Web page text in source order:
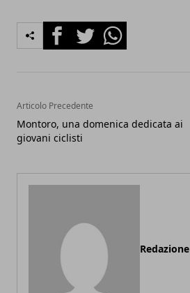
FacebookTwitterWhatsapp
Articolo Precedente
Montoro, una domenica dedicata ai
giovani ciclisti
Redazione